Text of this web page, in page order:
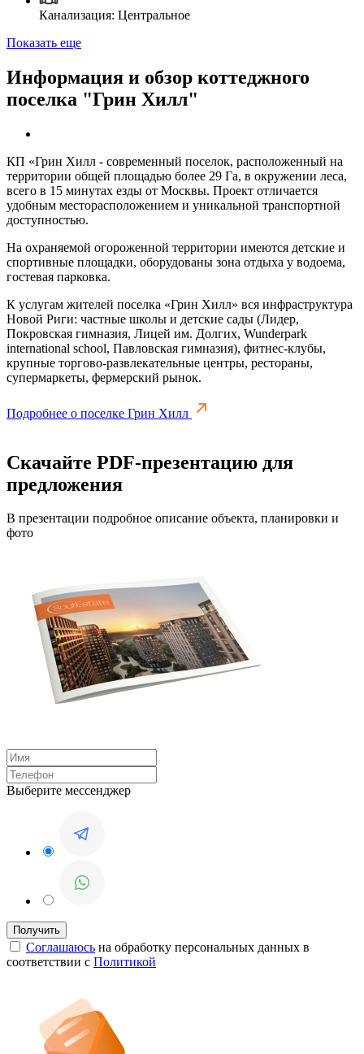
Канализация: Центральное
Показать еще
Информация и обзор коттеджного
поселка "Грин Хилл"
КП «Грин Хилл - современный поселок, расположенный на
территории общей площадью более 29 Га, в окружении леса,
всего в 15 минутах езды от Москвы. Проект отличается
удобным месторасположением и уникальной транспортной
доступностью.
На охраняемой огороженной территории имеются детские и
спортивные площадки, оборудованы зона отдыха у водоема,
гостевая парковка.
К услугам жителей поселка «Грин Хилл» вся инфраструктура
Новой Риги: частные школы и детские сады (Лидер,
Покровская гимназия, Лицей им. Долгих, Wunderpark
international school, Павловская гимназия), фитнес-клубы,
крупные торгово-развлекательные центры, рестораны,
супермаркеты, фермерский рынок.
Подробнее о поселке Грин Хилл
Скачайте PDF-презентацию для
предложения
В презентации подробное описание объекта, планировки и
фото
Выберите мессенджер
Соглашаюсь на обработку персональных данных в
соответствии с Политикой